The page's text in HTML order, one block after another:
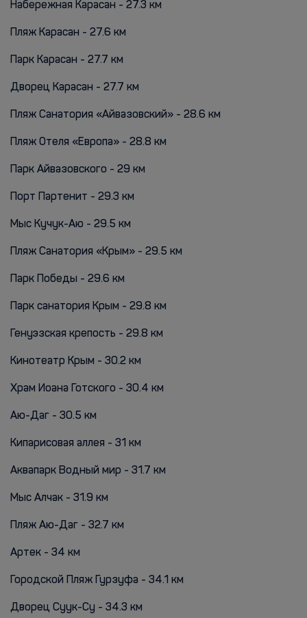
Набережная Карасан - 27.3 км
Пляж Карасан - 27.6 км
Парк Карасан - 27.7 км
Дворец Карасан - 27.7 км
Пляж Санатория «Айвазовский» - 28.6 км
Пляж Отеля «Европа» - 28.8 км
Парк Айвазовского - 29 км
Порт Партенит - 29.3 км
Мыс Кучук-Аю - 29.5 км
Пляж Санатория «Крым» - 29.5 км
Парк Победы - 29.6 км
Парк санатория Крым - 29.8 км
Генуэзская крепость - 29.8 км
Кинотеатр Крым - 30.2 км
Храм Иоана Готского - 30.4 км
Аю-Даг - 30.5 км
Кипарисовая аллея - 31 км
Аквапарк Водный мир - 31.7 км
Мыс Алчак - 31.9 км
Пляж Аю-Даг - 32.7 км
Артек - 34 км
Городской Пляж Гурзуфа - 34.1 км
Дворец Суук-Су - 34.3 км